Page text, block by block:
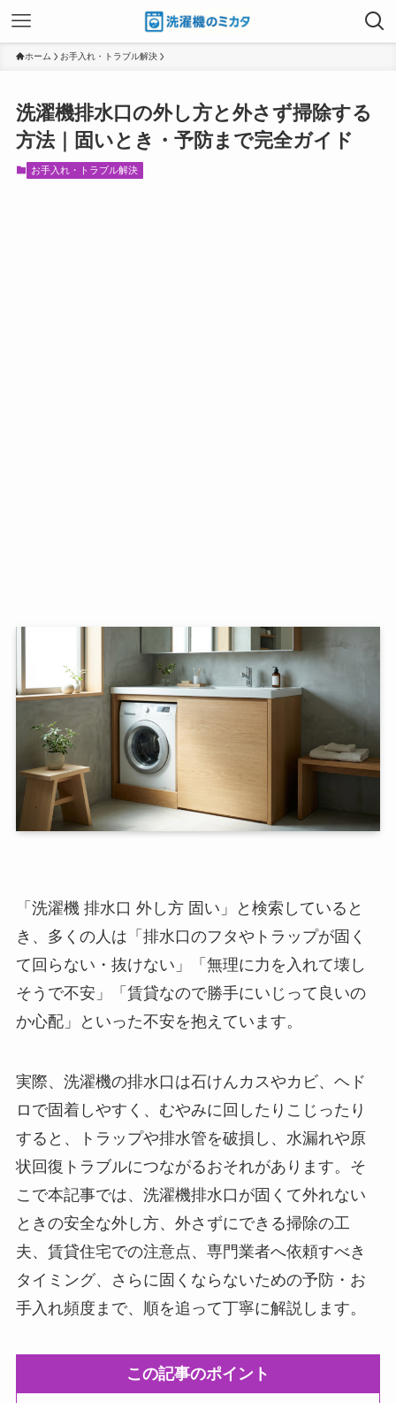
ホーム お手入れ・トラブル解決
洗濯機排水口の外し方と外さず掃除する
方法｜固いとき・予防まで完全ガイド
お手入れ・トラブル解決
「洗濯機 排水口 外し方 固い」と検索していると
き、多くの人は「排水口のフタやトラップが固く
て回らない・抜けない」「無理に力を入れて壊し
そうで不安」「賃貸なので勝手にいじって良いの
か心配」といった不安を抱えています。
実際、洗濯機の排水口は石けんカスやカビ、ヘド
ロで固着しやすく、むやみに回したりこじったり
すると、トラップや排水管を破損し、水漏れや原
状回復トラブルにつながるおそれがあります。そ
こで本記事では、洗濯機排水口が固くて外れない
ときの安全な外し方、外さずにできる掃除の工
夫、賃貸住宅での注意点、専門業者へ依頼すべき
タイミング、さらに固くならないための予防・お
手入れ頻度まで、順を追って丁寧に解説します。
この記事のポイント